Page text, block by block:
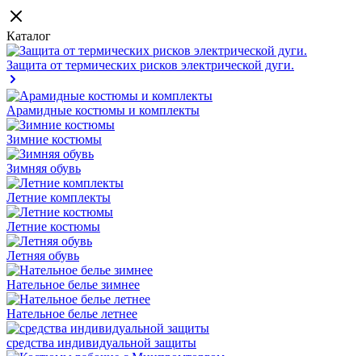
Каталог
Защита от термических рисков электрической дуги.
Арамидные костюмы и комплекты
Зимние костюмы
Зимняя обувь
Летние комплекты
Летние костюмы
Летняя обувь
Нательное белье зимнее
Нательное белье летнее
средства индивидуальной защиты